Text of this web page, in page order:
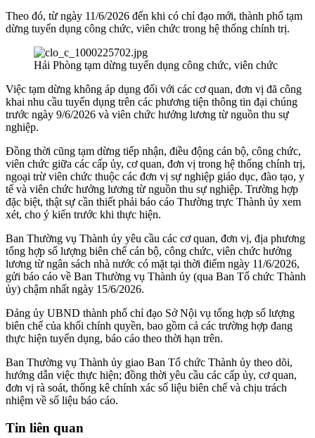
Theo đó, từ ngày 11/6/2026 đến khi có chỉ đạo mới, thành phố tạm
dừng tuyển dụng công chức, viên chức trong hệ thống chính trị.
Hải Phòng tạm dừng tuyển dụng công chức, viên chức
Việc tạm dừng không áp dụng đối với các cơ quan, đơn vị đã công
khai nhu cầu tuyển dụng trên các phương tiện thông tin đại chúng
trước ngày 9/6/2026 và viên chức hưởng lương từ nguồn thu sự
nghiệp.
Đồng thời cũng tạm dừng tiếp nhận, điều động cán bộ, công chức,
viên chức giữa các cấp ủy, cơ quan, đơn vị trong hệ thống chính trị,
ngoại trừ viên chức thuộc các đơn vị sự nghiệp giáo dục, đào tạo, y
tế và viên chức hưởng lương từ nguồn thu sự nghiệp. Trường hợp
đặc biệt, thật sự cần thiết phải báo cáo Thường trực Thành ủy xem
xét, cho ý kiến trước khi thực hiện.
Ban Thường vụ Thành ủy yêu cầu các cơ quan, đơn vị, địa phương
tổng hợp số lượng biên chế cán bộ, công chức, viên chức hưởng
lương từ ngân sách nhà nước có mặt tại thời điểm ngày 11/6/2026,
gửi báo cáo về Ban Thường vụ Thành ủy (qua Ban Tổ chức Thành
ủy) chậm nhất ngày 15/6/2026.
Đảng ủy UBND thành phố chỉ đạo Sở Nội vụ tổng hợp số lượng
biên chế của khối chính quyền, bao gồm cả các trường hợp đang
thực hiện tuyển dụng, báo cáo theo thời hạn trên.
Ban Thường vụ Thành ủy giao Ban Tổ chức Thành ủy theo dõi,
hướng dẫn việc thực hiện; đồng thời yêu cầu các cấp ủy, cơ quan,
đơn vị rà soát, thống kê chính xác số liệu biên chế và chịu trách
nhiệm về số liệu báo cáo.
Tin liên quan